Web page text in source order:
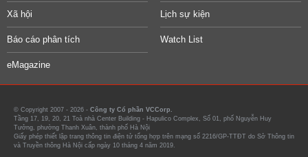
Xã hội Lịch sự kiện
Báo cáo phân tích Watch List
eMagazine
© Copyright 2007 - 2026 - Công ty Cổ phần VCCorp.
Tầng 17, 19, 20, 21 Toà nhà Center Building - Hapulico Complex, Số 01, phố Nguyễn Huy
Tưởng, phường Thanh Xuân, thành phố Hà Nội
Giấy phép thiết lập trang thông tin điện tử tổng hợp trên mạng số 2216/GP-TTĐT do Sở Thông tin
và Truyền thông Hà Nội cấp ngày 10 tháng 4 năm 2019.